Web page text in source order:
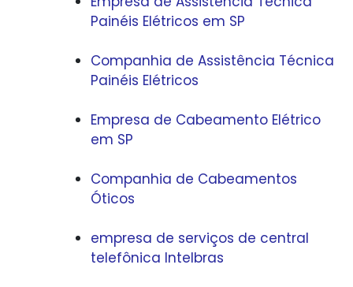
Painéis Elétricos em SP
Companhia de Assistência Técnica
Painéis Elétricos
Empresa de Cabeamento Elétrico
em SP
Companhia de Cabeamentos
Óticos
empresa de serviços de central
telefônica Intelbras